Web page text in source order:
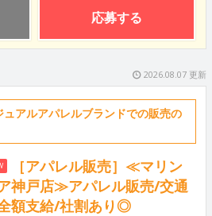
応募する
2026.08.07 更新
アルアパレルブランドでの販売の
［アパレル販売］≪マリン
神戸店≫アパレル販売/交通
額支給/社割あり◎